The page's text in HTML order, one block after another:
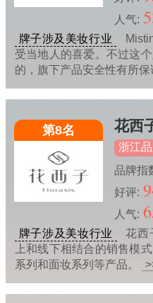
人气:
牌子涉及美妆行业
受当地人的喜爱。不过这
的，旗下产品安全性有所保
第8名 花西
浙江
品牌指
好评:
人气:
牌子涉及美妆行业
花西
上和线下相结合的销售模
系列和面妆系列等产品。